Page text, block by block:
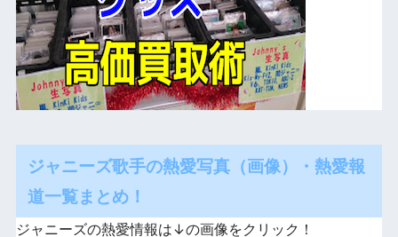
ジャニーズ歌手の熱愛写真（画像）・熱愛報
道一覧まとめ！
ジャニーズの熱愛情報は↓の画像をクリック！